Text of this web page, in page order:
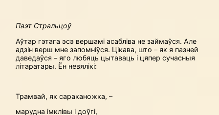
Паэт Стральцоў
Аўтар гэтага эсэ вершамі асабліва не займаўся. Але
адзін верш мне запомніўся. Цікава, што – як я пазней
даведаўся – яго любяць цытаваць і цяпер сучасныя
літаратары. Ён невялікі:
Трамвай, як сараканожка, –
марудна імклівы і доўгі,